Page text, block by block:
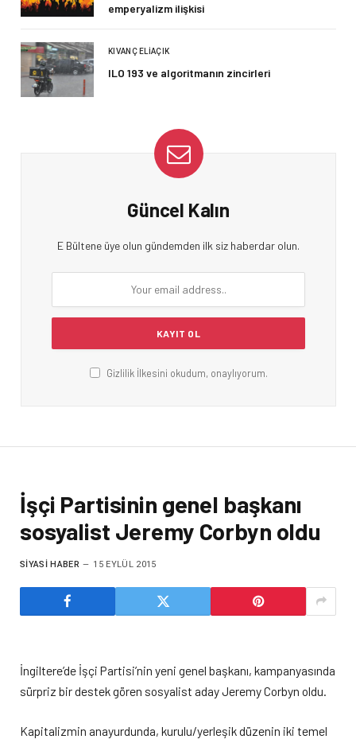
emperyalizm ilişkisi
KIVANÇ ELIAÇIK
ILO 193 ve algoritmanın zincirleri
Güncel Kalın
E Bültene üye olun gündemden ilk siz haberdar olun.
Gizlilik İlkesini okudum, onaylıyorum.
İşçi Partisinin genel başkanı
sosyalist Jeremy Corbyn oldu
SIYASI HABER 15 EYLÜL 2015
İngiltere’de İşçi Partisi’nin yeni genel başkanı, kampanyasında
sürpriz bir destek gören sosyalist aday Jeremy Corbyn oldu.
Kapitalizmin anayurdunda, kurulu/yerleşik düzenin iki temel